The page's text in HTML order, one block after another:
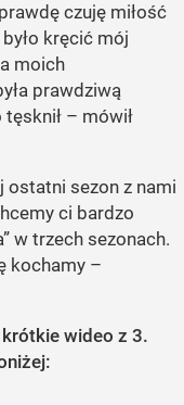
czuję miłość
kręcić mój
moich
prawdziwą
– mówił
ostatni sezon z nami
ci bardzo
w trzech sezonach.
kochamy –
wideo z 3.